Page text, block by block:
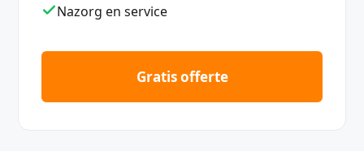
Nazorg en service
Gratis offerte